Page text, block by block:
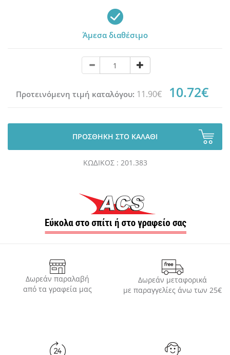
Άμεσα διαθέσιμο
Προτεινόμενη τιμή καταλόγου: 11.90€ 10.72€
ΠΡΟΣΘΗΚΗ ΣΤΟ ΚΑΛΑΘΙ
ΚΩ∆ΙΚΟΣ : 201.383
Δωρεάν παραλαβή
από τα γραφεία μας
Δωρεάν μεταφορικά
με παραγγελίες άνω των 25€